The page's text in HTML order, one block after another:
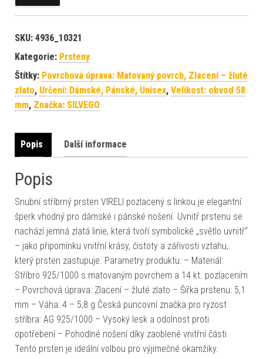
SKU: 4936_10321
Kategorie: Prsteny
Štítky: Povrchová úprava: Matovaný povrch, Zlacení – žluté
zlato, Určení: Dámské, Pánské, Unisex, Velikost: obvod 58
mm, Značka: SILVEGO
Popis Další informace
Popis
Snubní stříbrný prsten VIRELI pozlacený s linkou je elegantní
šperk vhodný pro dámské i pánské nošení. Uvnitř prstenu se
nachází jemná zlatá linie, která tvoří symbolické „světlo uvnitř“
– jako připomínku vnitřní krásy, čistoty a zářivosti vztahu,
který prsten zastupuje. Parametry produktu: – Materiál:
Stříbro 925/1000 s matovaným povrchem a 14 kt. pozlacením
– Povrchová úprava: Zlacení – žluté zlato – Šířka prstenu: 5,1
mm – Váha: 4 – 5,8 g Česká puncovní značka pro ryzost
stříbra: AG 925/1000 – Vysoký lesk a odolnost proti
opotřebení – Pohodlné nošení díky zaoblené vnitřní části
Tento prsten je ideální volbou pro výjimečné okamžiky.